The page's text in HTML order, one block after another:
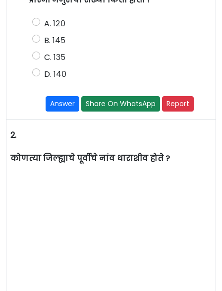
A. १२०
B. १४५
C. १३५
D. १४०
Answer Share On WhatsApp Report
2.
कोणत्या जिल्ह्याचे पूर्वीचे नांव धाराशीव होते ?